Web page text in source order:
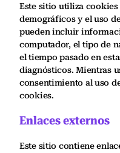
Este sitio utiliza cookies
demográficos y el uso
pueden incluir
computador, el tipo de
el tiempo pasado en
diagnósticos. Mientras
consentimiento al uso
cookies.
Enlaces externos
Este sitio contiene